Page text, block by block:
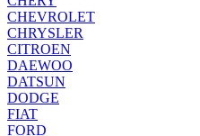
CHEVROLET
CHRYSLER
CITROEN
DAEWOO
DATSUN
DODGE
FIAT
FORD